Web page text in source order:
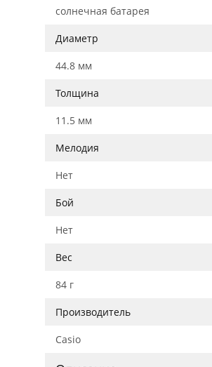
солнечная батарея
Диаметр
44.8 мм
Толщина
11.5 мм
Мелодия
Нет
Бой
Нет
Вес
84 г
Производитель
Casio